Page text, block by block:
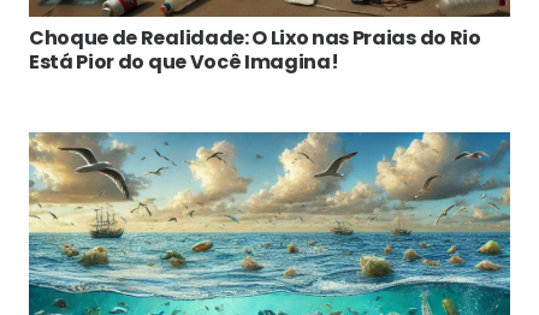
Choque de Realidade: O Lixo nas Praias do Rio
Está Pior do que Você Imagina!